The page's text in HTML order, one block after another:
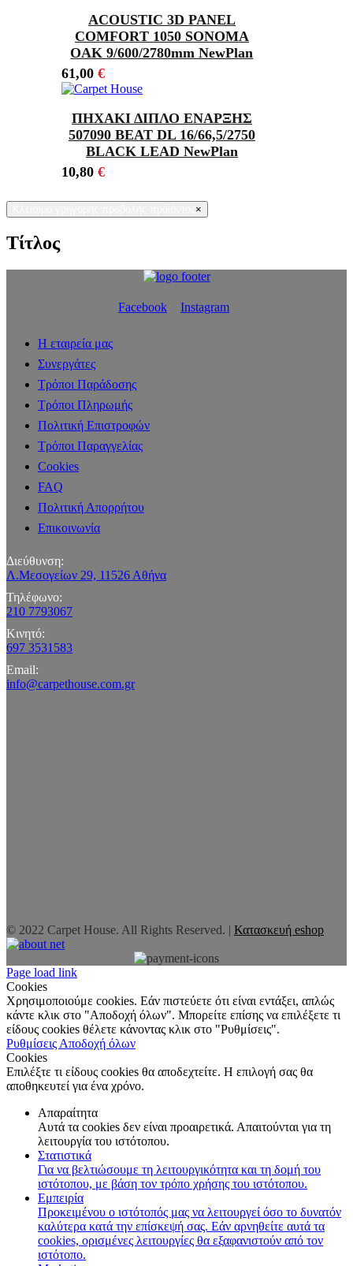
ACOUSTIC 3D PANEL
COMFORΤ 1050 SONOMA
OAK 9/600/2780mm NewPlan
61,00 €
ΠΗΧΑΚΙ ΔΙΠΛΟ ΕΝΑΡΞΗΣ
507090 BEAT DL 16/66,5/2750
BLACK LEAD NewPlan
10,80 €
×
Τίτλος
Facebook Instagram
Η εταιρεία μας
Συνεργάτες
Τρόποι Παράδοσης
Τρόποι Πληρωμής
Πολιτική Επιστροφών
Τρόποι Παραγγελίας
Cookies
FAQ
Πολιτική Απορρήτου
Επικοινωνία
Διεύθυνση:
Λ.Μεσογείων 29, 11526 Αθήνα
Τηλέφωνο:
210 7793067
Κινητό:
697 3531583
Email:
info@carpethouse.com.gr
© 2022 Carpet House. All Rights Reserved. | Κατασκευή eshop
Page load link
Cookies
Χρησιμοποιούμε cookies. Εάν πιστεύετε ότι είναι εντάξει, απλώς
κάντε κλικ στο "Αποδοχή όλων". Μπορείτε επίσης να επιλέξετε τι
είδους cookies θέλετε κάνοντας κλικ στο "Ρυθμίσεις".
Ρυθμίσεις Αποδοχή όλων
Cookies
Επιλέξτε τι είδους cookies θα αποδεχτείτε. Η επιλογή σας θα
αποθηκευτεί για ένα χρόνο.
Απαραίτητα
Αυτά τα cookies δεν είναι προαιρετικά. Απαιτούνται για τη
λειτουργία του ιστότοπου.
Στατιστικά
Για να βελτιώσουμε τη λειτουργικότητα και τη δομή του
ιστότοπου, με βάση τον τρόπο χρήσης του ιστότοπου.
Εμπειρία
Προκειμένου ο ιστότοπός μας να λειτουργεί όσο το δυνατόν
καλύτερα κατά την επίσκεψή σας. Εάν αρνηθείτε αυτά τα
cookies, ορισμένες λειτουργίες θα εξαφανιστούν από τον
ιστότοπο.